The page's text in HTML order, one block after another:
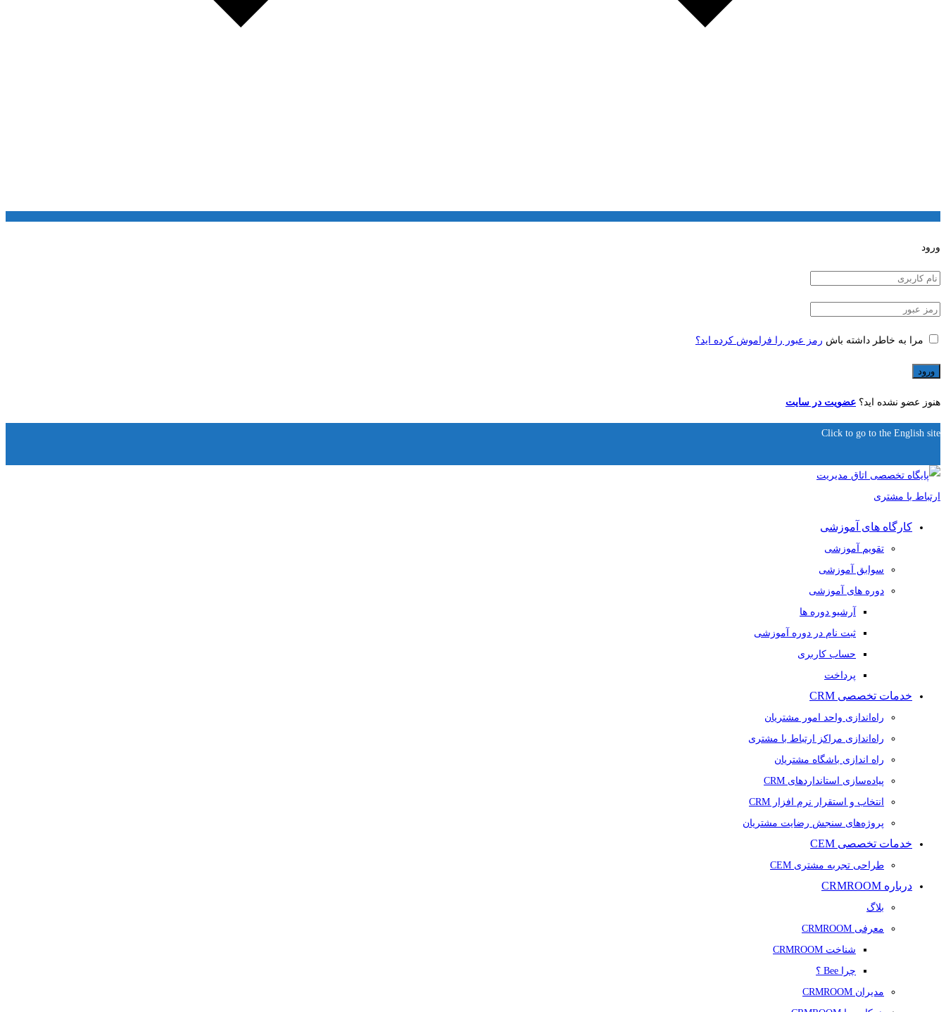
ورود
مرا به خاطر داشته باش رمز عبور را فراموش کرده اید؟
هنوز عضو نشده اید؟ عضویت در سایت
Click to go to the English site
کارگاه های آموزشی
تقویم آموزشی
سوابق آموزشی
دوره های آموزشی
آرشیو دوره ها
ثبت نام در دوره آموزشی
حساب کاربری
پرداخت
خدمات تخصصی CRM
راه‌اندازی واحد امور مشتریان
راه‌اندازی مراکز ارتباط با مشتری
راه اندازی باشگاه مشتریان
پیاده‌سازی استانداردهای CRM
انتخاب و استقرار نرم افزار CRM
پروژه‌های سنجش رضایت مشتریان
خدمات تخصصی CEM
طراحی تجربه مشتری CEM
درباره CRMROOM
بلاگ
معرفی CRMROOM
شناخت CRMROOM
چرا Bee ؟
مدیران CRMROOM